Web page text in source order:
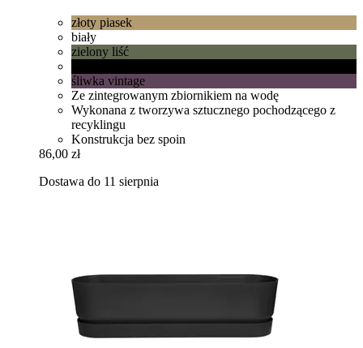
złoty piasek
biały
zielony liść
śliwka vintage
Ze zintegrowanym zbiornikiem na wodę
Wykonana z tworzywa sztucznego pochodzącego z
recyklingu
Konstrukcja bez spoin
86,00 zł
Dostawa do 11 sierpnia